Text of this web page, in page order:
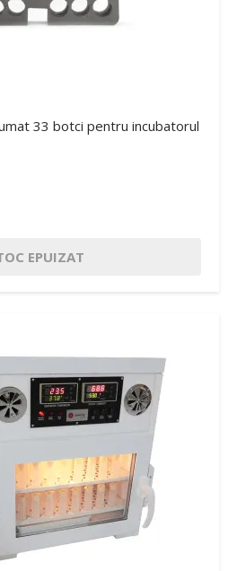
33 botci pentru incubatorul
EPUIZAT